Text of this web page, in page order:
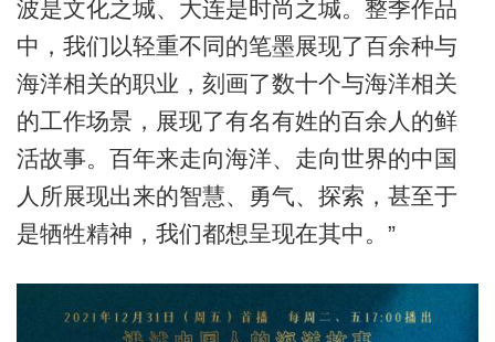
波是文化之城、大连是时尚之城。整季作品
中，我们以轻重不同的笔墨展现了百余种与
海洋相关的职业，刻画了数十个与海洋相关
的工作场景，展现了有名有姓的百余人的鲜
活故事。百年来走向海洋、走向世界的中国
人所展现出来的智慧、勇气、探索，甚至于
是牺牲精神，我们都想呈现在其中。”